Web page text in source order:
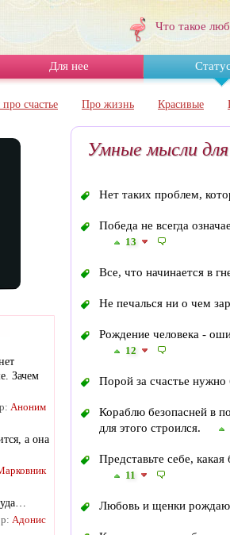
Что такое
Для нее
счастье Про жизнь Красивые
Умные мысли
Нет таких проблем,
Победа не всегда
13
Все, что начинается в
Не печалься ни о чем
Рождение человека -
12
Порой за счастье
Кораблю безопасней в
для этого строился.
Представьте себе,
11
Любовь и щенки
Зачем
Аноним
а она
Адонис